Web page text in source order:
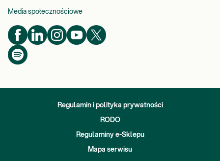
Media społecznościowe
Regulamin i polityka prywatności
RODO
Regulaminy e-Sklepu
Mapa serwisu